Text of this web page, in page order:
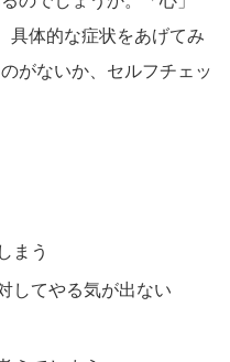
具体的な症状をあげてみ
がないか、セルフチェッ
まう
してやる気が出ない